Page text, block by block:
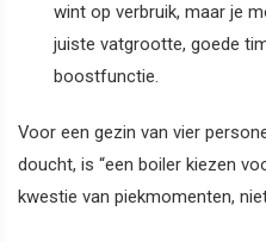
wint op verbruik, maar je
juiste vatgrootte, goede
boostfunctie.
Voor een gezin van vier
doucht, is “een boiler kiezen
kwestie van piekmomenten,